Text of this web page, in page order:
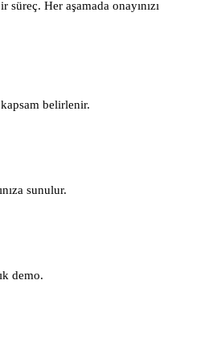
süreç. Her aşamada onayınızı
belirlenir.
sunulur.
demo.